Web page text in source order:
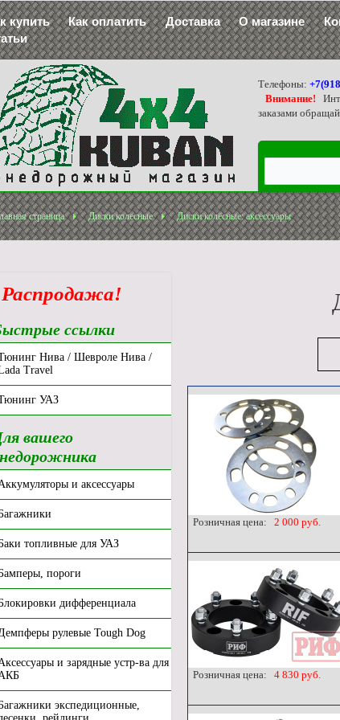
купить Как оплатить Доставка О магазине
Телефоны:
Внимание!
заказами
страница Диски колесные Диски колёсные: аксессуары
Розничная цена: 2 000 руб.
Розничная цена: 4 830 руб.
Распродажа!
ссылки
Нива / Шевроле Нива /
Travel
УАЗ
вашего
и аксессуары
топливные для УАЗ
пороги
дифференциала
рулевые Tough Dog
и зарядные устр-ва для
экспедиционные,